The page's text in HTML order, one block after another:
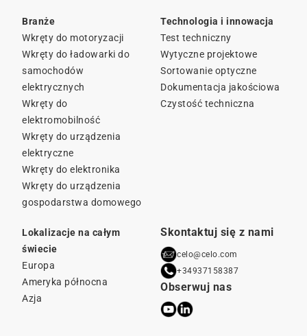
Branże
Wkręty do motoryzacji
Wkręty do ładowarki do
samochodów
elektrycznych
Wkręty do
elektromobilność
Wkręty do urządzenia
elektryczne
Wkręty do elektronika
Wkręty do urządzenia
gospodarstwa domowego
Technologia i innowacja
Test techniczny
Wytyczne projektowe
Sortowanie optyczne
Dokumentacja jakościowa
Czystość techniczna
Lokalizacje na całym
świecie
Europa
Ameryka północna
Azja
Skontaktuj się z nami
celo@celo.com
+34937158387
Obserwuj nas